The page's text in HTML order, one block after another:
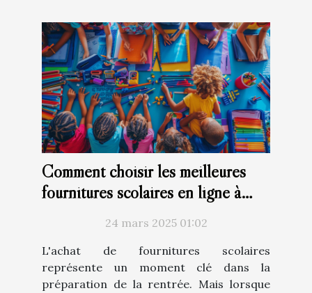
Comment choisir les meilleures
fournitures scolaires en ligne à
24 mars 2025 01:02
L'achat de fournitures scolaires
représente un moment clé dans la
préparation de la rentrée. Mais lorsque